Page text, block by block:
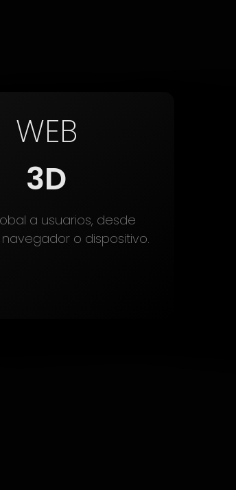
WEB
3D
a usuarios, desde
o dispositivo.